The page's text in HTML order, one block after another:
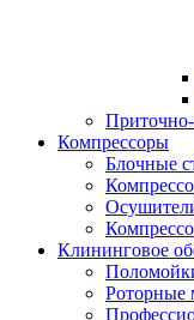
Компрессоры
Блочные
Клининговое